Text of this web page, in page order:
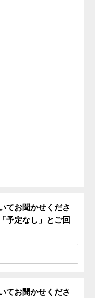
てお聞かせくださ
予定なし」とご回
てお聞かせくださ